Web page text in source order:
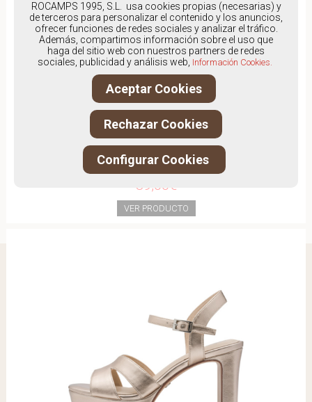
HISPANITAS 4635
89,00€
VER PRODUCTO
ROCAMPS 1995, S.L. usa cookies propias (necesarias) y
de terceros para personalizar el contenido y los anuncios,
ofrecer funciones de redes sociales y analizar el tráfico.
Además, compartimos información sobre el uso que
haga del sitio web con nuestros partners de redes
sociales, publicidad y análisis web, Información Cookies.
Aceptar Cookies
Rechazar Cookies
Configurar Cookies